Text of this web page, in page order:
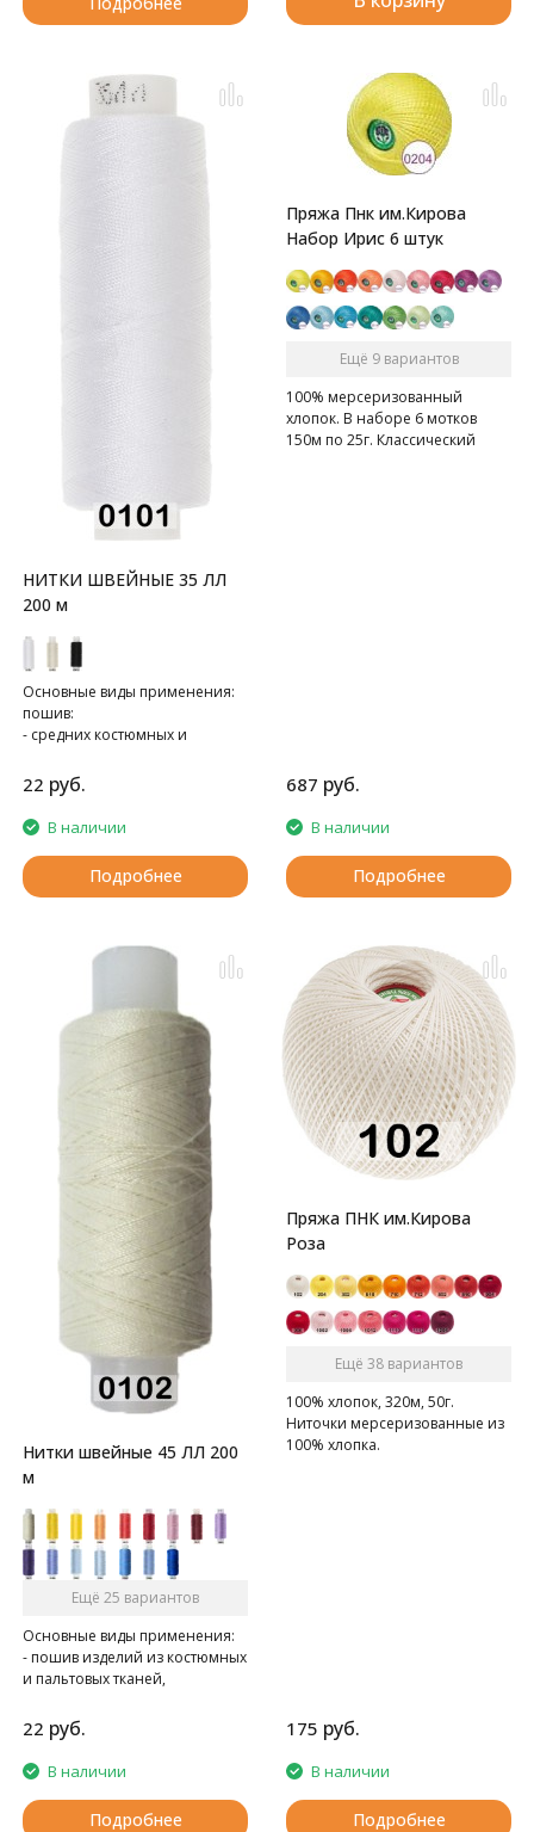
НИТКИ ШВЕЙНЫЕ 35 ЛЛ
200 м
Основные виды применения:
пошив:
- средних костюмных и
- спецодежды
- трикотажа
22 руб.
В наличии
Подробнее
Пряжа Пнк им.Кирова
Набор Ирис 6 штук
Ещё 9 вариантов
100% мерсеризованный
хлопок. В наборе 6 мотков
150м по 25г. Классический
687 руб.
В наличии
Подробнее
Нитки швейные 45 ЛЛ 200
м
Ещё 25 вариантов
Основные виды применения:
- пошив изделий из костюмных
и пальтовых тканей,
- при швейно-клеевом
скреплении книг в типографии
22 руб.
В наличии
Подробнее
Пряжа ПНК им.Кирова
Роза
Ещё 38 вариантов
100% хлопок, 320м, 50г.
Ниточки мерсеризованные из
100% хлопка.
175 руб.
В наличии
Подробнее